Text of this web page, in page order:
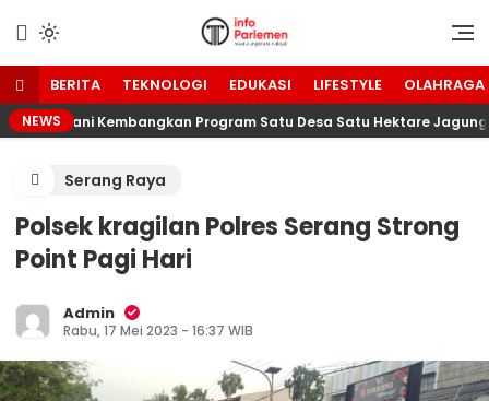
konten
Info Parlemen
Suara Aspirasi Rakyat
BERITA TEKNOLOGI EDUKASI LIFESTYLE OLAHRAGA
NEWSTani Kembangkan Program Satu Desa Satu Hektare Jagung
Serang Raya
Polsek kragilan Polres Serang Strong
Point Pagi Hari
Admin
Rabu, 17 Mei 2023 - 16:37 WIB